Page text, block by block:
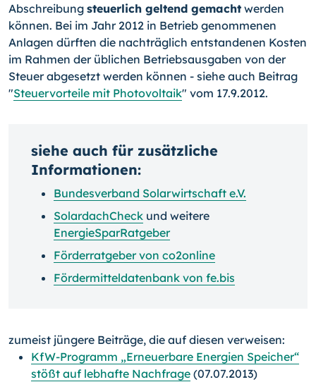
Abschrei­bung steuerlich geltend gemacht werden
können. Bei im Jahr 2012 in Betrieb ge­nommenen
Anlagen dürften die nachträglich entstandenen Kosten
im Rahmen der übli­chen Betriebsausgaben von der
Steuer abgesetzt werden können - siehe auch Beitrag
"Steuervorteile mit Photovoltaik" vom 17.9.2012.
siehe auch für zusätzliche
Informationen:
Bundesverband Solarwirtschaft e.V.
SolardachCheck und weitere
EnergieSparRatgeber
Förderratgeber von co2online
Fördermitteldatenbank von fe.bis
zumeist jüngere Beiträge, die auf diesen verweisen:
KfW-Programm „Erneuerbare Energien Speicher“
stößt auf lebhafte Nachfrage (07.07.2013)